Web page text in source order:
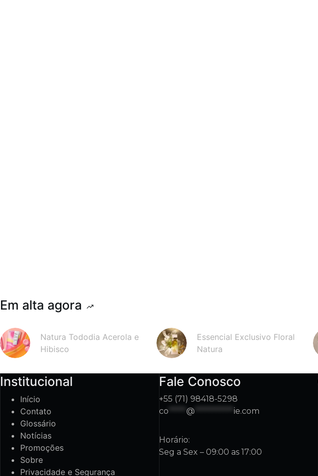
Em alta agora
Natura Tododia Acerola e
Hibisco
Essencial Exclusivo Floral
Natura
Institucional
Início
Contato
Glossário
Notícias
Promoções
Sobre
Privacidade e Segurança
Fale Conosco
+55 (71) 98418-5298
co ***** @ *********** ie.com
Horário:
Seg a Sex – 09:00 as 17:00